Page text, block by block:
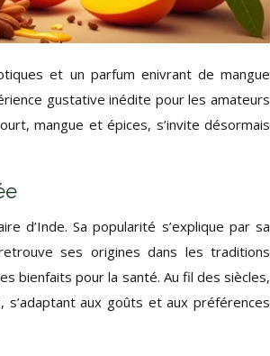
et un parfum enivrant de mangue
gustative inédite pour les amateurs
mangue et épices, s’invite désormais
d’Inde. Sa popularité s’explique par sa
ses origines dans les traditions
bienfaits pour la santé. Au fil des siècles,
aux goûts et aux préférences